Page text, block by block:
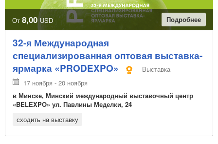
От 8,00 USD Подробнее
32-я Международная
специализированная оптовая выставка-
ярмарка «PRODEXPO»
Выставка
17 ноября - 20 ноября
в Минске, Минский международный выставочный центр
«BELEXPO» ул. Павлины Меделки, 24
сходить на выставку